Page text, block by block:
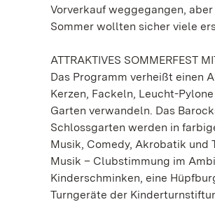
Vorverkauf weggegangen,
Sommer wollten sicher viele
ATTRAKTIVES SOMMERFEST
Das Programm verheißt einen
Kerzen, Fackeln, Leucht-
Garten verwandeln. Das
Schlossgarten werden in
Musik, Comedy, Akrobatik
Musik – Clubstimmung im
Kinderschminken, eine
Turngeräte der